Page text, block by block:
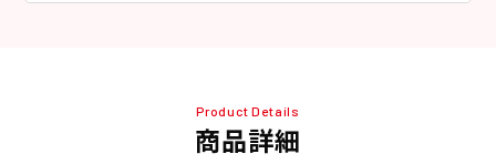
Product Details
商品詳細